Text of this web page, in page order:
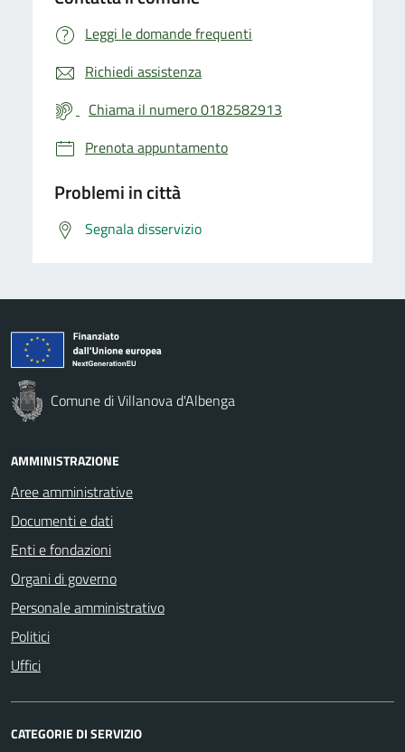
Leggi le domande frequenti
Richiedi assistenza
Chiama il numero 0182582913
Prenota appuntamento
Problemi in città
Segnala disservizio
Comune di Villanova d'Albenga
AMMINISTRAZIONE
Aree amministrative
Documenti e dati
Enti e fondazioni
Organi di governo
Personale amministrativo
Politici
Uffici
CATEGORIE DI SERVIZIO